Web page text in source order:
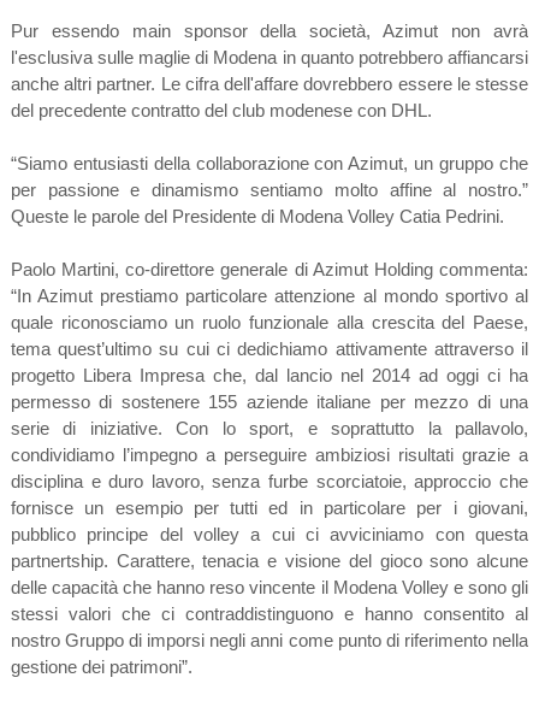
Pur essendo main sponsor della società, Azimut non avrà
l'esclusiva sulle maglie di Modena in quanto potrebbero affiancarsi
anche altri partner. Le cifra dell'affare dovrebbero essere le stesse
del precedente contratto del club modenese con DHL.
“Siamo entusiasti della collaborazione con Azimut, un gruppo che
per passione e dinamismo sentiamo molto affine al nostro.”
Queste le parole del Presidente di Modena Volley Catia Pedrini.
Paolo Martini, co-direttore generale di Azimut Holding commenta:
“In Azimut prestiamo particolare attenzione al mondo sportivo al
quale riconosciamo un ruolo funzionale alla crescita del Paese,
tema quest’ultimo su cui ci dedichiamo attivamente attraverso il
progetto Libera Impresa che, dal lancio nel 2014 ad oggi ci ha
permesso di sostenere 155 aziende italiane per mezzo di una
serie di iniziative. Con lo sport, e soprattutto la pallavolo,
condividiamo l’impegno a perseguire ambiziosi risultati grazie a
disciplina e duro lavoro, senza furbe scorciatoie, approccio che
fornisce un esempio per tutti ed in particolare per i giovani,
pubblico principe del volley a cui ci avviciniamo con questa
partnertship. Carattere, tenacia e visione del gioco sono alcune
delle capacità che hanno reso vincente il Modena Volley e sono gli
stessi valori che ci contraddistinguono e hanno consentito al
nostro Gruppo di imporsi negli anni come punto di riferimento nella
gestione dei patrimoni”.